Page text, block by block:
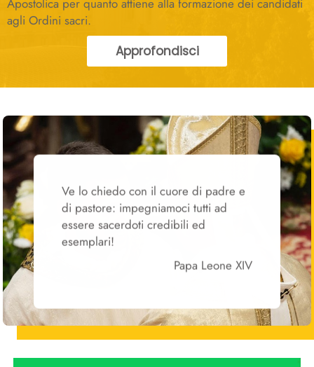
Apostolica per quanto attiene alla formazione dei candidati
agli Ordini sacri.
Approfondisci
Ve lo chiedo con il cuore di padre e
di pastore: impegniamoci tutti ad
essere sacerdoti credibili ed
esemplari!
Papa Leone XIV